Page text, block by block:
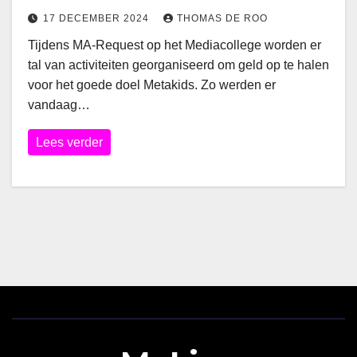
17 DECEMBER 2024 THOMAS DE ROO
Tijdens MA-Request op het Mediacollege worden er
tal van activiteiten georganiseerd om geld op te halen
voor het goede doel Metakids. Zo werden er
vandaag…
Lees verder